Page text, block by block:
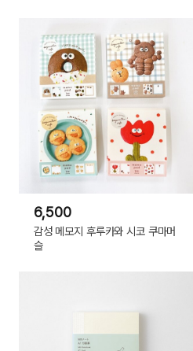
6,500
감성 메모지 후루카와 시코 쿠마머
슬